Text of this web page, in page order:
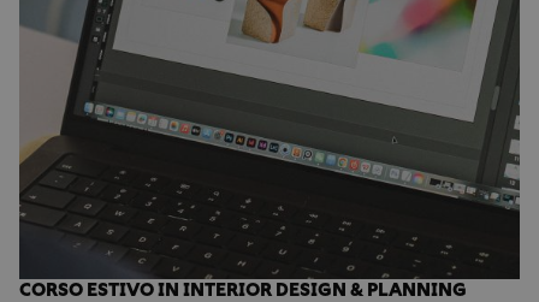
CORSO ESTIVO IN INTERIOR DESIGN & PLANNING